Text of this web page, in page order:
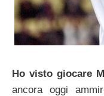
Ho visto giocare
ancora oggi